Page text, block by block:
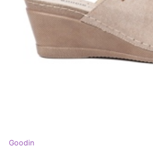
Goodin